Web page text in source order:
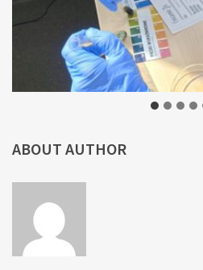
ABOUT AUTHOR